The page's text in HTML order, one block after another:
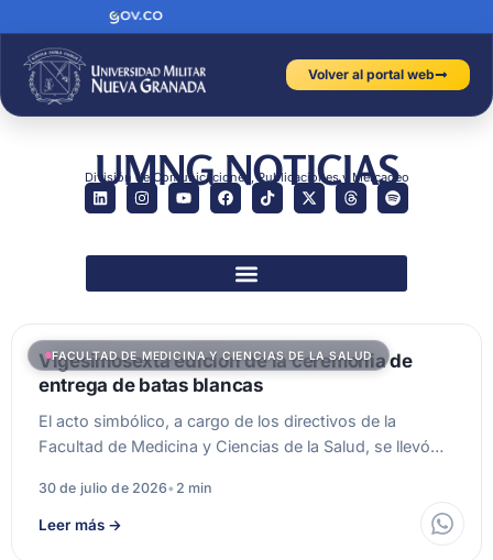
Volver al portal web
UMNG NOTICIAS
División de Comunicaciones, Publicaciones y Mercadeo
FACULTAD DE MEDICINA Y CIENCIAS DE LA SALUD
Vigesimosexta edición de la ceremonia de
entrega de batas blancas
El acto simbólico, a cargo de los directivos de la
Facultad de Medicina y Ciencias de la Salud, se llevó…
30 de julio de 2026• 2 min
Leer más →